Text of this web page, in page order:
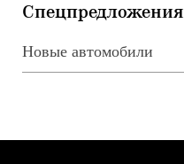
Спецпредложения
Новые автомобили